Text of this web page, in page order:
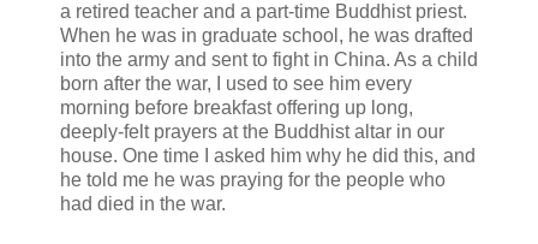
a retired teacher and a part-time Buddhist priest.
When he was in graduate school, he was drafted
into the army and sent to fight in China. As a child
born after the war, I used to see him every
morning before breakfast offering up long,
deeply-felt prayers at the Buddhist altar in our
house. One time I asked him why he did this, and
he told me he was praying for the people who
had died in the war.